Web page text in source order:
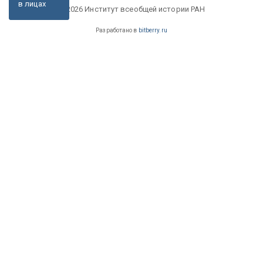
в лицах
© 2026 Институт всеобщей истории РАН
Разработано в bitberry.ru